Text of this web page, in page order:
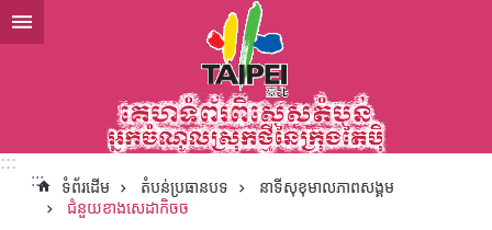
ទៅកាន់មាតិកាប្លុកមាតិកាសំខាន់
:::
:::
ទំព័រដើម តំបន់ប្រធានបទ
នាទីសុខុមាលភាពសង្គម
ជំនួយខាងសេដាកិចច